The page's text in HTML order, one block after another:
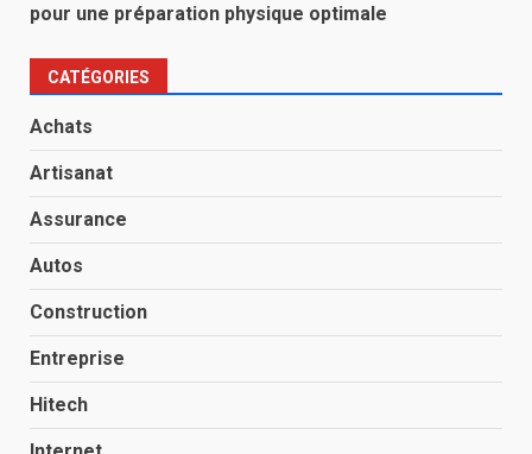
pour une préparation physique optimale
CATÉGORIES
Achats
Artisanat
Assurance
Autos
Construction
Entreprise
Hitech